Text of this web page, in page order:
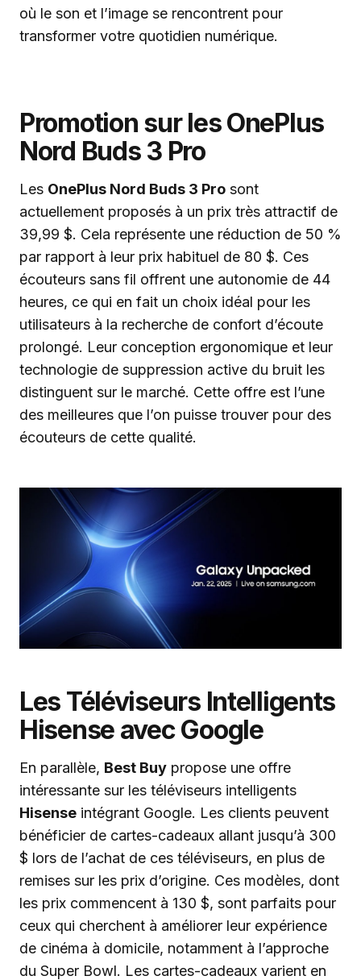
où le son et l’image se rencontrent pour
transformer votre quotidien numérique.
Promotion sur les OnePlus
Nord Buds 3 Pro
Les OnePlus Nord Buds 3 Pro sont
actuellement proposés à un prix très attractif de
39,99 $. Cela représente une réduction de 50 %
par rapport à leur prix habituel de 80 $. Ces
écouteurs sans fil offrent une autonomie de 44
heures, ce qui en fait un choix idéal pour les
utilisateurs à la recherche de confort d’écoute
prolongé. Leur conception ergonomique et leur
technologie de suppression active du bruit les
distinguent sur le marché. Cette offre est l’une
des meilleures que l’on puisse trouver pour des
écouteurs de cette qualité.
Les Téléviseurs Intelligents
Hisense avec Google
En parallèle, Best Buy propose une offre
intéressante sur les téléviseurs intelligents
Hisense intégrant Google. Les clients peuvent
bénéficier de cartes-cadeaux allant jusqu’à 300
$ lors de l’achat de ces téléviseurs, en plus de
remises sur les prix d’origine. Ces modèles, dont
les prix commencent à 130 $, sont parfaits pour
ceux qui cherchent à améliorer leur expérience
de cinéma à domicile, notamment à l’approche
du Super Bowl. Les cartes-cadeaux varient en